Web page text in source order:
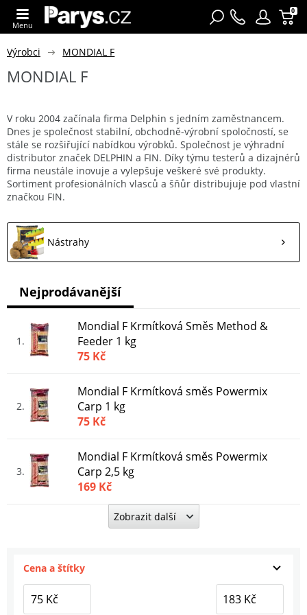
0
Menu
Výrobci MONDIAL F
MONDIAL F
V roku 2004 začínala firma Delphin s jedním zaměstnancem.
Dnes je společnost stabilní, obchodně-výrobní spoločností, se
stále se rozšiřující nabídkou výrobků. Společnost je výhradní
distributor značek DELPHIN a FIN. Díky týmu testerů a dizajnérů
firma neustále inovuje a vylepšuje veškeré své produkty.
Sortiment profesionálních vlasců a šňůr distribujuje pod vlastní
značkou FIN.
Nástrahy
1
Mondial F Krmítková Směs Method &
Feeder 1 kg
75 Kč
2
Mondial F Krmítková směs Powermix
Carp 1 kg
75 Kč
3
Mondial F Krmítková směs Powermix
Carp 2,5 kg
169 Kč
Mondial F Krmítková směs Powermix
Mondial F Krmítková Směs Powermix
Zobrazit další
Nejprodávanější
Cena a štítky